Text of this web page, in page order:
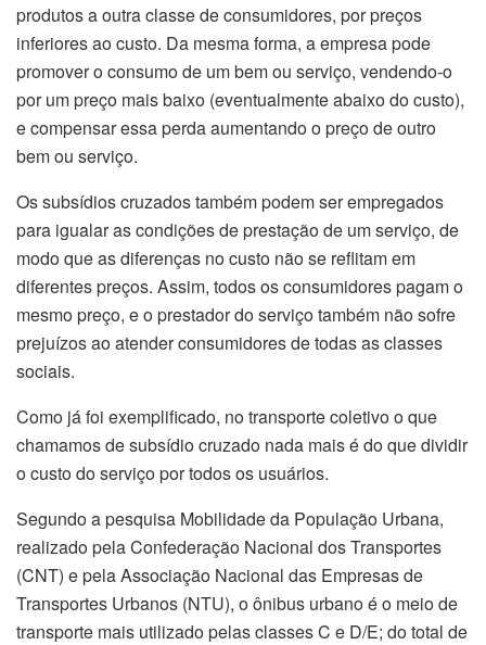
produtos a outra classe de consumidores, por preços
inferiores ao custo. Da mesma forma, a empresa pode
promover o consumo de um bem ou serviço, vendendo-o
por um preço mais baixo (eventualmente abaixo do custo),
e compensar essa perda aumentando o preço de outro
bem ou serviço.
Os subsídios cruzados também podem ser empregados
para igualar as condições de prestação de um serviço, de
modo que as diferenças no custo não se reflitam em
diferentes preços. Assim, todos os consumidores pagam o
mesmo preço, e o prestador do serviço também não sofre
prejuízos ao atender consumidores de todas as classes
sociais.
Como já foi exemplificado, no transporte coletivo o que
chamamos de subsídio cruzado nada mais é do que dividir
o custo do serviço por todos os usuários.
Segundo a pesquisa Mobilidade da População Urbana,
realizado pela Confederação Nacional dos Transportes
(CNT) e pela Associação Nacional das Empresas de
Transportes Urbanos (NTU), o ônibus urbano é o meio de
transporte mais utilizado pelas classes C e D/E; do total de